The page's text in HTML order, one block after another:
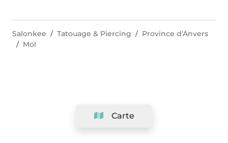
Carte
Salonkee Tatouage & Piercing
Province d'Anvers
Mol